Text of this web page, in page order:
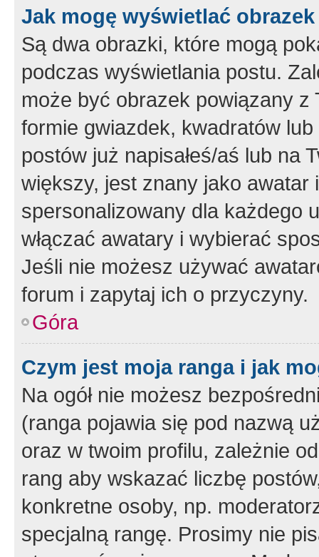
Jak mogę wyświetlać
Są dwa obrazki, które mogą
podczas wyświetlania postu.
może być obrazek powiązany z
formie gwiazdek, kwadratów
postów już napisałeś/aś lub na
większy, jest znany jako
spersonalizowany dla każdego
włączać awatary i wybierać
Jeśli nie możesz używać
forum i zapytaj ich o przyczyny.
Góra
Czym jest moja ranga i jak
Na ogół nie możesz
(ranga pojawia się pod nazwą
oraz w twoim profilu, zależnie
rang aby wskazać liczbę
konkretne osoby, np.
specjalną rangę. Prosimy nie